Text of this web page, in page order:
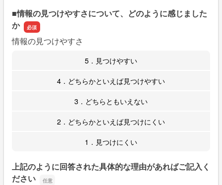
■情報の見つけやすさについて、どのように感じました
か
情報の見つけやすさ
5．見つけやすい
4．どちらかといえば見つけやすい
3．どちらともいえない
2．どちらかといえば見つけにくい
1．見つけにくい
上記のように回答された具体的な理由があればご記入く
ださい